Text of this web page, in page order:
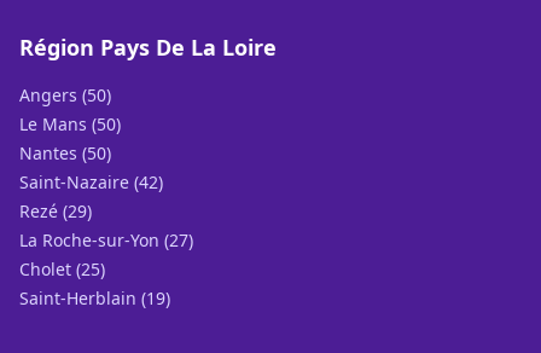
Région Pays De La Loire
Angers (50)
Le Mans (50)
Nantes (50)
Saint-Nazaire (42)
Rezé (29)
La Roche-sur-Yon (27)
Cholet (25)
Saint-Herblain (19)